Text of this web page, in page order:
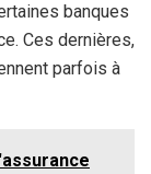
banques
Ces dernières,
parfois à